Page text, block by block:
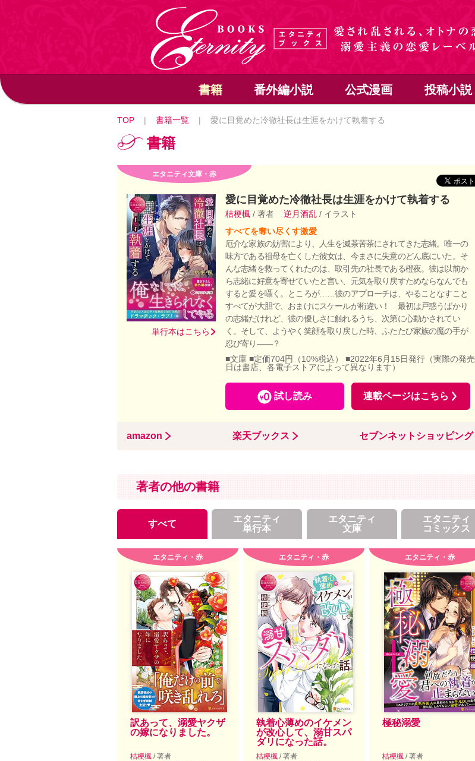
書籍 番外編小説 公式漫画 投稿小説
TOP | 書籍一覧 | 愛に目覚めた冷徹社長は生涯をかけて執着する
書籍
エタニティ文庫・赤
単行本はこちら
愛に目覚めた冷徹社長は生涯をかけて執着する
桔梗楓 / 著者 逆月酒乱 / イラスト
すべてを奪い尽くす激愛
厄介な家族の妨害により、人生を滅茶苦茶にされてきた志緒。唯一の
味方である祖母を亡くした彼女は、今まさに失意のどん底にいた。そ
んな志緒を救ってくれたのは、取引先の社長である橙夜。彼は以前か
ら志緒に好意を寄せていたと言い、元気を取り戻すためならなんでも
すると愛を囁く。ところが……彼のアプローチは、やることなすこと
すべてが大胆で、おまけにスケールが桁違い！ 最初は戸惑うばかり
の志緒だけれど、彼の優しさに触れるうち、次第に心動かされてい
く。そして、ようやく笑顔を取り戻した時、ふたたび家族の魔の手が
忍び寄り――？
■文庫 ■定価704円（10%税込） ■2022年6月15日発行（実際の発売
日は書店、各電子ストアによって異なります）
試し読み 連載ページはこちら
amazon 楽天ブックス セブンネットショッピング
著者の他の書籍
すべて
エタニティ
単行本
エタニティ
文庫
エタニティ
コミックス
エタニティ・赤
訳あって、溺愛ヤクザ
の嫁になりました。
桔梗楓 / 著者
エタニティ・赤
執着心薄めのイケメン
が改心して、溺甘スパ
ダリになった話。
桔梗楓 / 著者
エタニティ・赤
極秘溺愛
桔梗楓 / 著者